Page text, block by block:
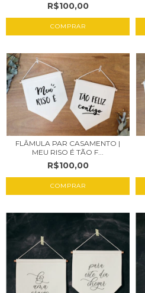
R$100,00
COMPRAR
FLÂMULA PAR CASAMENTO |
MEU RISO É TÃO F...
R$100,00
COMPRAR